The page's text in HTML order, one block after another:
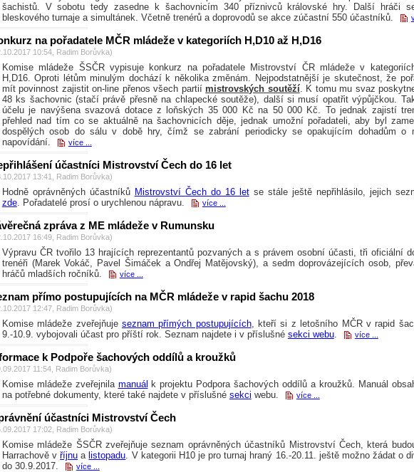
šachistů. V sobotu tedy zasedne k šachovnicím 340 příznivců královské hry. Další hráči
bleskového turnaje a simultánek. Včetně trenérů a doprovodů se akce zúčastní 550 účastníků.
na pořadatele MČR mládeže v kategoriích H,D10 až H,D16
10:54, Radim Borůvka)
Komise mládeže ŠSČR vypisuje konkurz na pořadatele Mistrovství ČR mládeže v
H,D16. Oproti létům minulým dochází k několika změnám. Nejpodstatnější je skutečnost, že
mít povinnost zajistit on-line přenos všech partiímistrovských soutěží. K tomu mu svaz
48 ks šachovnic (stačí právě přesně na chlapecké soutěže), další si musí opatřit výpůjčkou.
účelu je navýšena svazová dotace z loňských 35 000 Kč na 50 000 Kč. To jednak zajistí
přehled nad tím co se aktuálně na šachovnicích děje, jednak umožní pořadateli, aby byl
dospělých osob do sálu v době hry, čímž se zabrání periodicky se opakujícím dohadům o
napovídání.
více ...
účastníci Mistrovství Čech do 16 let
13:41, Radim Borůvka)
Hodně oprávněných účastníků Mistrovství Čech do 16 letse stále ještě nepřihlásilo, jejich
zde. Pořadatelé prosí o urychlenou nápravu. více ...
zpráva z ME mládeže v Rumunsku
16:49, Radim Borůvka)
Výpravu ČR tvořilo 13 hrajících reprezentantů pozvaných a s právem osobní účasti, tři oficiální
trenéři (Marek Vokáč, Pavel Šimáček a Ondřej Matějovský), a sedm doprovázejících osob,
hráčů mladších ročníků.
více ...
přímo postupujících na MČR mládeže v rapid šachu 2018
12:47, Radim Borůvka)
Komise mládeže zveřejňuje seznam přímých postupujících, kteří si z letošního MČR v rapid
9.-10.9. vybojovali účast pro příští rok. Seznam najdete i v příslušné sekci webu. více ...
k Podpoře šachových oddílů a kroužků
11:54, Radim Borůvka)
Komise mládeže zveřejnila manuál k projektu Podpora šachových oddílů a kroužků. Manuál
na potřebné dokumenty, které také najdete v příslušné sekci webu. více ...
účastníci Mistrovství Čech
17:02, Radim Borůvka)
Komise mládeže ŠSČR zveřejňuje seznam oprávněných účastníků Mistrovství Čech, která
Harrachově vříjnu alistopadu V kategorii H10 je pro turnaj hraný 16.-20.11. ještě možno žádat o
do 30.9.2017.
více ...